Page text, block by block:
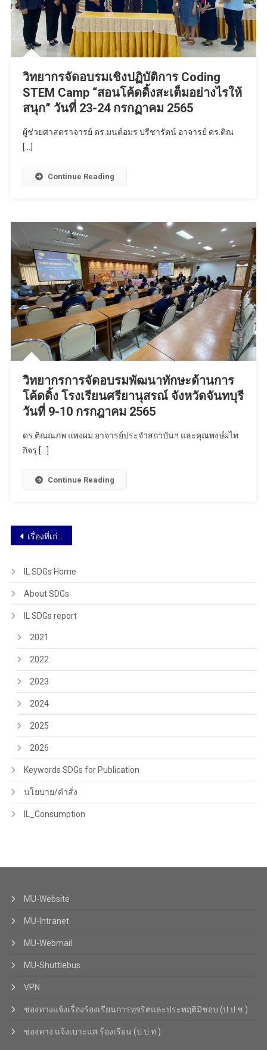
วิทยากรจัดอบรมเชิงปฏิบัติการ Coding
STEM Camp “สอนโค้ดดิ้งสะเต็มอย่างไรให้
สนุก” วันที่ 23-24 กรกฏาคม 2565
ผู้ช่วยศาสตราจารย์ ดร.มนต์อมร ปรีชารัตน์ อาจารย์ ดร.ติณ
[…]
Continue Reading
วิทยากรการจัดอบรมพัฒนาทักษะด้านการ
โค้ดดิ้ง โรงเรียนศรียานุสรณ์ จังหวัดจันทบุรี
วันที่ 9-10 กรกฎาคม 2565
ดร.ติณณภพ แพงผม อาจารย์ประจำสถาบันฯ และคุณพงษ์ผไท
กิจรุ […]
Continue Reading
เรื่องที่เก่ากว่า
IL SDGs Home
About SDGs
IL SDGs report
2021
2022
2023
2024
2025
2026
Keywords SDGs for Publication
นโยบาย/คำสั่ง
IL_Consumption
MU-Website
MU-Intranet
MU-Webmail
MU-Shuttlebus
VPN
ช่องทางแจ้งเรื่องร้องเรียนการทุจริตและประพฤติมิชอบ (ป.ป.ช.)
ช่องทาง แจ้งเบาะแส ร้องเรียน (ป.ป.ท.)